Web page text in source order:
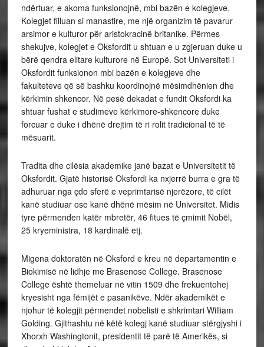
ndërtuar, e akoma funksionojnë, mbi bazën e kolegjeve.
Kolegjet filluan si manastire, me një organizim të pavarur
arsimor e kulturor për aristokracinë britanike. Përmes
shekujve, kolegjet e Oksfordit u shtuan e u zgjeruan duke u
bërë qendra elitare kulturore në Europë. Sot Universiteti i
Oksfordit funksionon mbi bazën e kolegjeve dhe
fakulteteve që së bashku koordinojnë mësimdhënien dhe
kërkimin shkencor. Në pesë dekadat e fundit Oksfordi ka
shtuar fushat e studimeve kërkimore-shkencore duke
forcuar e duke i dhënë drejtim të ri rolit tradicional të të
mësuarit.
Tradita dhe cilësia akademike janë bazat e Universitetit të
Oksfordit. Gjatë historisë Oksfordi ka nxjerrë burra e gra të
adhuruar nga çdo sferë e veprimtarisë njerëzore, të cilët
kanë studiuar ose kanë dhënë mësim në Universitet. Midis
tyre përmenden katër mbretër, 46 fitues të çmimit Nobël,
25 kryeministra, 18 kardinalë etj.
Migena doktoratën në Oksford e kreu në departamentin e
Biokimisë në lidhje me Brasenose College. Brasenose
College është themeluar në vitin 1509 dhe frekuentohej
kryesisht nga fëmijët e pasanikëve. Ndër akademikët e
njohur të kolegjit përmendet nobelisti e shkrimtari William
Golding. Gjithashtu në këtë kolegj kanë studiuar stërgjyshi i
Xhorxh Washingtonit, presidentit të parë të Amerikës, si